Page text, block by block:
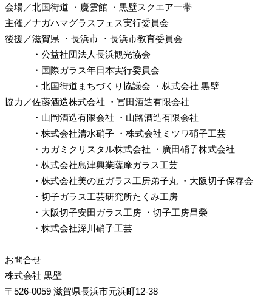
会場／北国街道 ・慶雲館 ・黒壁スクエア一帯
主催 ／ナガハマグラスフェス実行委員会
後援 ／滋賀県 ・長浜市 ・長浜市教育委員会
・公益社団法人長浜観光協会
・国際ガラス年日本実行委員会
・北国街道まちづくり協議会
・株式会社 黒壁
協力 ／佐藤酒造株式会社
・冨田酒造有限会社
・山岡酒造有限会社
・山路酒造有限会社
・株式会社清水硝子 ・株式会社ミツワ硝子工芸
・カガミクリスタル株式会社
・廣田硝子株式会社
・株式会社島津興業薩摩ガラス工芸
・株式会社美の匠ガラス工房弟子丸 ・大阪切子保存会
・切子ガラス工芸研究所たくみ工房
・大阪切子安田ガラス工房 ・切子工房昌榮
・株式会社深川硝子工芸
お問合せ
株式会社 黒壁
〒526-0059 滋賀県長浜市元浜町12-38